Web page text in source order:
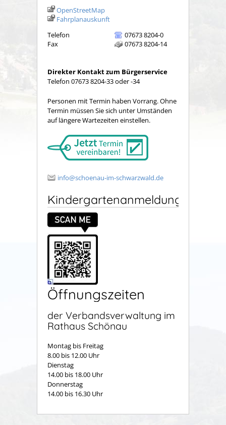
OpenStreetMap
Fahrplanauskunft
Telefon
07673 8204-0
Fax
07673 8204-14
Direkter Kontakt zum Bürgerservice
Telefon 07673 8204-33 oder -34
Personen mit Termin haben Vorrang. Ohne
Termin müssen Sie sich unter Umständen
auf längere Wartezeiten einstellen.
info@schoenau-im-schwarzwald.de
Kindergartenanmeldung
Öffnungszeiten
der Verbandsverwaltung im
Rathaus Schönau
Montag bis Freitag
8.00 bis 12.00 Uhr
Dienstag
14.00 bis 18.00 Uhr
Donnerstag
14.00 bis 16.30 Uhr